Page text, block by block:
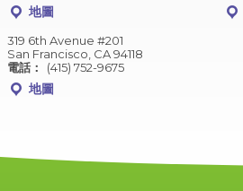
地圖
319 6th Avenue #201
San Francisco, CA 94118
電話：
(415) 752-9675
地圖